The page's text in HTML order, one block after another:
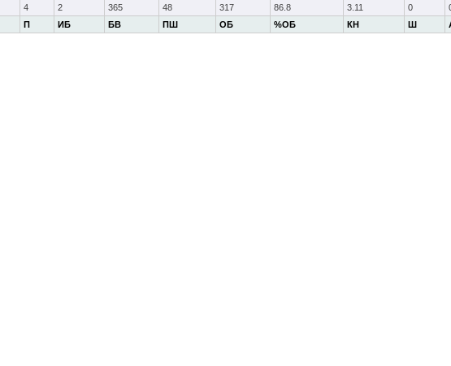
П ИБ БВ ПШ ОБ %ОБ КН Ш
4 2 365 48 317 86.8 3.11 0